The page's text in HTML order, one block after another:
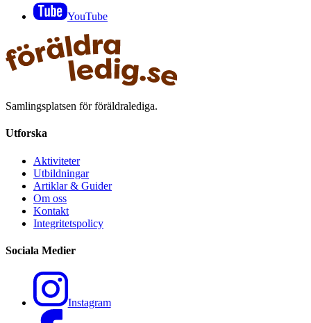
YouTube
Samlingsplatsen för föräldralediga.
Utforska
Aktiviteter
Utbildningar
Artiklar & Guider
Om oss
Kontakt
Integritetspolicy
Sociala Medier
Instagram